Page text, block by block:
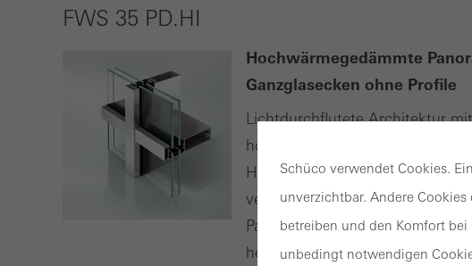
FWS 35 PD.HI
Hochwärmegedämmte
Ganzglasecken ohne Profile
Lichtdurchflutete Architektur
hochwärmegedämmte
High Insulated) bietet eine
vertikale Pfostenprofile
Panorama Design Fassaden
höchste Ansprüche im
Schüco verwendet Cookies.
unverzichtbar. Andere
betreiben und den Komfort
unbedingt notwendigen